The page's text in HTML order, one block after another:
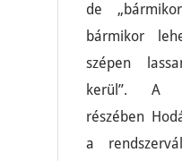
de
bármikor
szépen
kerül”. A
részében
a